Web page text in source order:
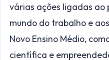
várias ações ligadas ao
mundo do trabalho e
Novo Ensino Médio,
científica e